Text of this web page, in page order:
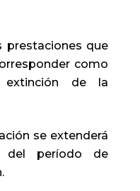
prestaciones que
como
extinción de la
se extenderá
del período de